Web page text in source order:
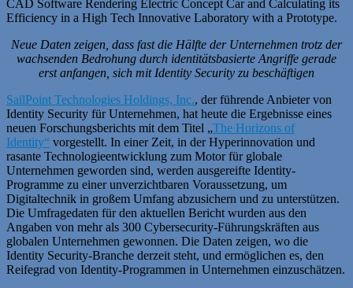
Neue Daten zeigen, dass fast die Hälfte der Unternehmen trotz der
wachsenden Bedrohung durch identitätsbasierte Angriffe gerade
erst anfangen, sich mit Identity Security zu beschäftigen
SailPoint Technologies Holdings, Inc., der führende Anbieter von
Identity Security für Unternehmen, hat heute die Ergebnisse eines
neuen Forschungsberichts mit dem Titel „The Horizons of
Identity“ vorgestellt. In einer Zeit, in der Hyperinnovation und
rasante Technologieentwicklung zum Motor für globale
Unternehmen geworden sind, werden ausgereifte Identity-
Programme zu einer unverzichtbaren Voraussetzung, um
Digitaltechnik in großem Umfang abzusichern und zu unterstützen.
Die Umfragedaten für den aktuellen Bericht wurden aus den
Angaben von mehr als 300 Cybersecurity-Führungskräften aus
globalen Unternehmen gewonnen. Die Daten zeigen, wo die
Identity Security-Branche derzeit steht, und ermöglichen es, den
Reifegrad von Identity-Programmen in Unternehmen einzuschätzen.